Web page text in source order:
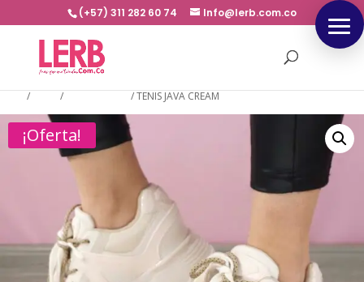
(+57) 311 282 60 74 Info@lerb.com.co
/ / /TENIS JAVA CREAM
¡Oferta!